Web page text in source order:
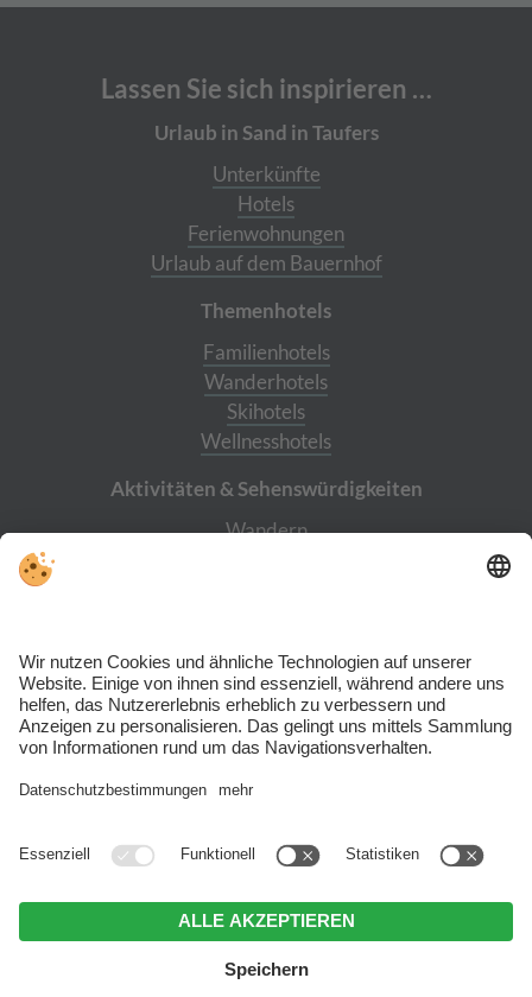
Lassen Sie sich inspirieren …
Urlaub in Sand in Taufers
Unterkünfte
Hotels
Ferienwohnungen
Urlaub auf dem Bauernhof
Themenhotels
Familienhotels
Wanderhotels
Skihotels
Wellnesshotels
Aktivitäten & Sehens­würdigkeiten
Wandern
Skiworld Ahrntal
Trotz genauer Arbeit und ständigem Aktualisieren der Inhalte, können Fehler
auftreten. Wir übernehmen keine Gewähr für die Richtigkeit und
nochmals beim Veranstalter vor Ort über die aktuellen Bedingungen.
MwSt.-Nr. IT02365710215 .© Webdesign by